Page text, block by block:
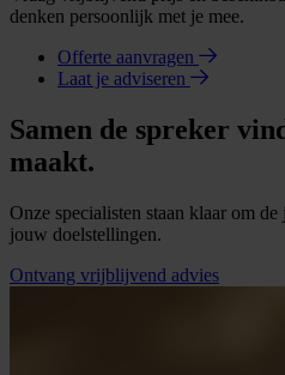
denken persoonlijk met je mee.
Offerte aanvragen
Laat je adviseren
Samen de spreker
maakt.
Onze specialisten staan klaar om
jouw doelstellingen.
Ontvang vrijblijvend advies